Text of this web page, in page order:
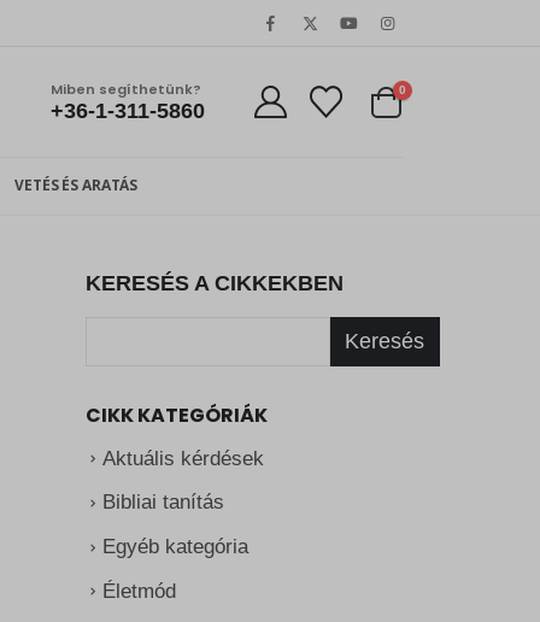
Miben segíthetünk?
+36-1-311-5860
0
VETÉS ÉS ARATÁS
KERESÉS A CIKKEKBEN
Keresés
CIKK KATEGÓRIÁK
Aktuális kérdések
Bibliai tanítás
Egyéb kategória
Életmód